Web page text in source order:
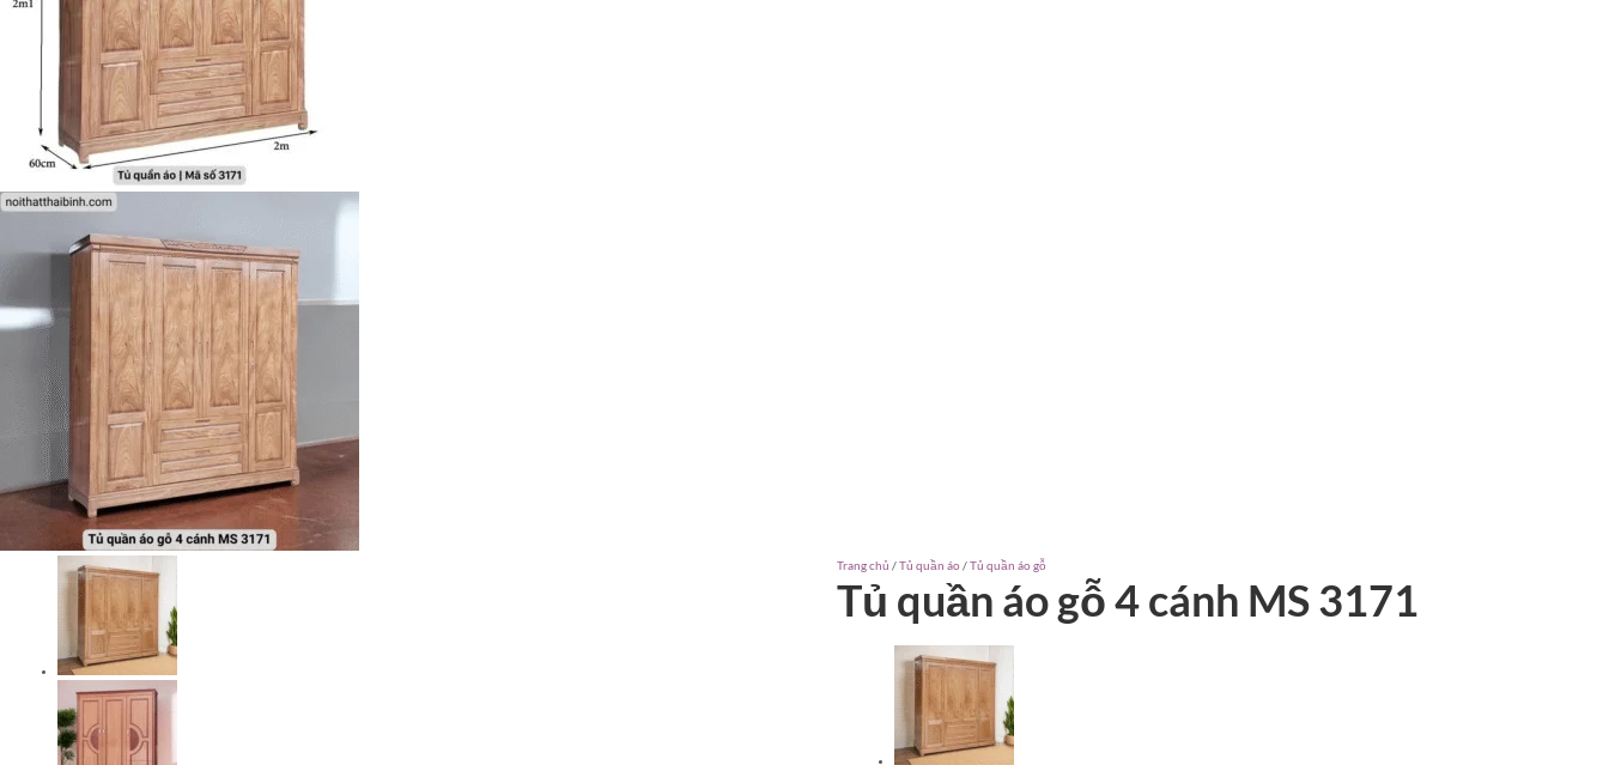
Trang chủ /Tủ quần áo/Tủ quần áo gỗ
Tủ quần áo gỗ 4 cánh MS 3171